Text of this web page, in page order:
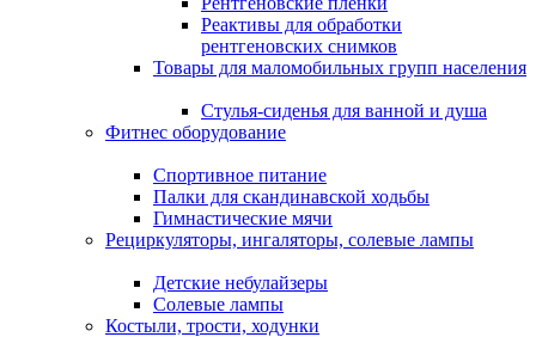
Реактивы для обработки
рентгеновских снимков
Товары для маломобильных групп населения
Стулья-сиденья для ванной и душа
Фитнес оборудование
Спортивное питание
Палки для скандинавской ходьбы
Гимнастические мячи
Рециркуляторы, ингаляторы, солевые лампы
Детские небулайзеры
Солевые лампы
Костыли, трости, ходунки